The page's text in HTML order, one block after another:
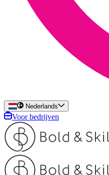
Nederlands
Voor bedrijven